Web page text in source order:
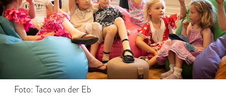
Foto: Taco van der Eb